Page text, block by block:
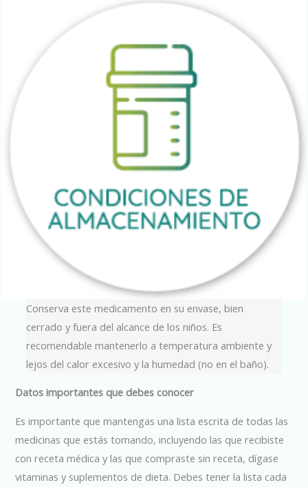
Conserva este medicamento en su envase, bien
cerrado y fuera del alcance de los niños. Es
recomendable mantenerlo a temperatura ambiente y
lejos del calor excesivo y la humedad (no en el baño).
Datos importantes que debes conocer
Es importante que mantengas una lista escrita de todas las
medicinas que estás tomando, incluyendo las que recibiste
con receta médica y las que compraste sin receta, dígase
vitaminas y suplementos de dieta. Debes tener la lista cada